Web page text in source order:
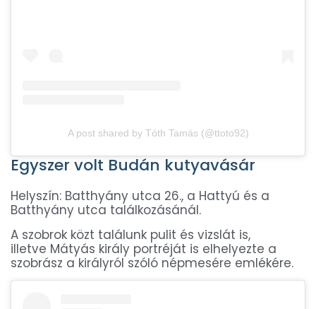
A post shared by Tóth Tamás (@ttoto92)
Egyszer volt Budán kutyavásár
Helyszín: Batthyány utca 26., a Hattyú és a
Batthyány utca találkozásánál.
A szobrok közt találunk pulit és vizslát is,
illetve Mátyás király portréját is elhelyezte a
szobrász a királyról szóló népmesére emlékére.